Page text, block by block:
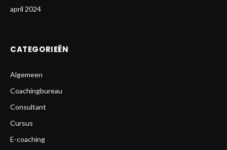
april 2024
CATEGORIEËN
Algemeen
Coachingbureau
Consultant
Cursus
E-coaching